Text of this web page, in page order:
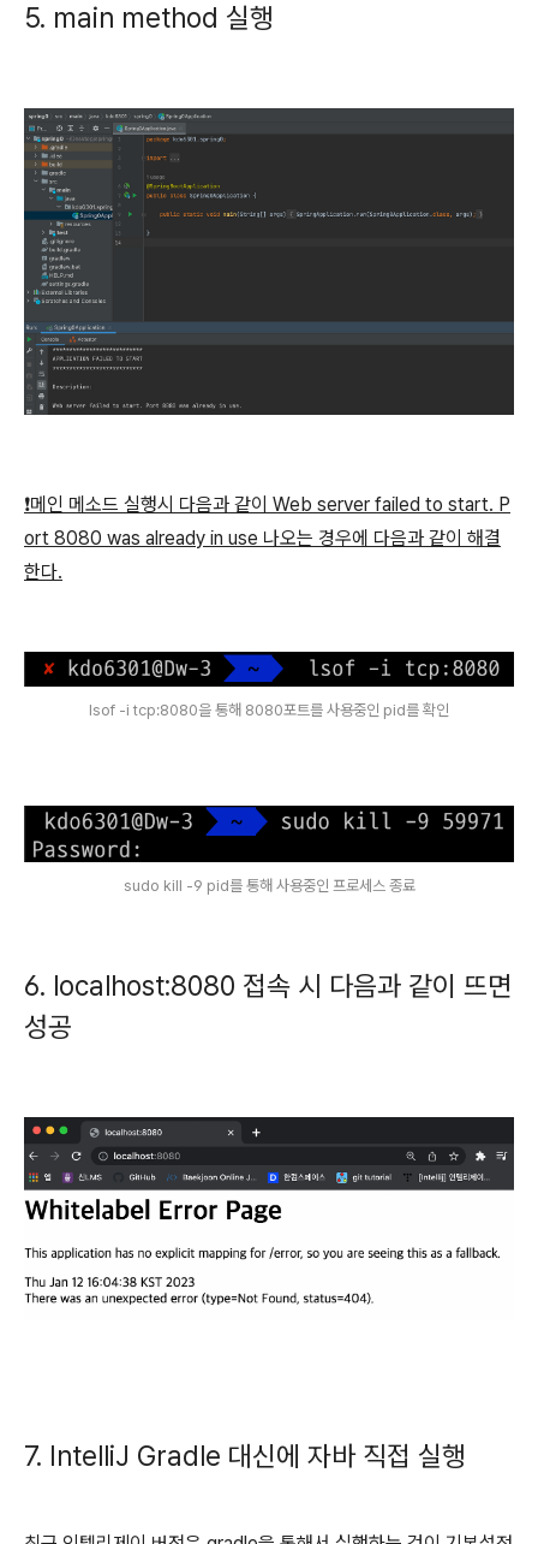
5. main method 실행
❗️메인 메소드 실행시 다음과 같이 Web server failed to start. P
ort 8080 was already in use 나오는 경우에 다음과 같이 해결
한다.
lsof -i tcp:8080을 통해 8080포트를 사용중인 pid를 확인
sudo kill -9 pid를 통해 사용중인 프로세스 종료
6. localhost:8080 접속 시 다음과 같이 뜨면
성공
7. IntelliJ Gradle 대신에 자바 직접 실행